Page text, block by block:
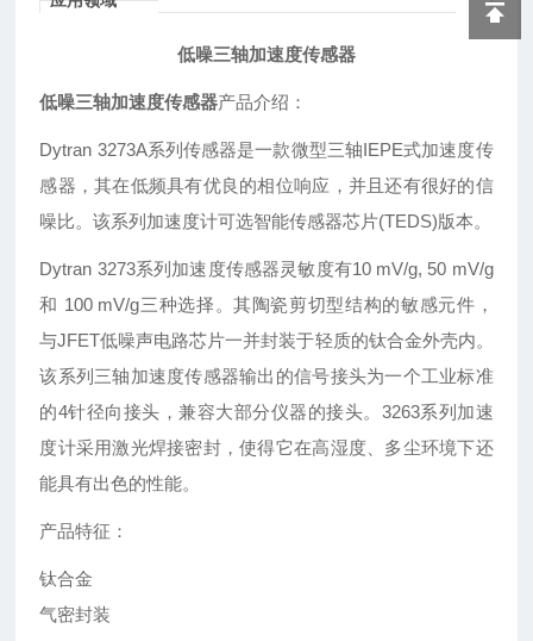
低噪三轴加速度传感器
低噪三轴加速度传感器产品介绍：
Dytran 3273A系列传感器是一款微型三轴IEPE式加速度传
感器，其在低频具有优良的相位响应，并且还有很好的信
噪比。该系列加速度计可选智能传感器芯片(TEDS)版本。
Dytran 3273系列加速度传感器灵敏度有10 mV/g, 50 mV/g
和 100 mV/g三种选择。其陶瓷剪切型结构的敏感元件，
与JFET低噪声电路芯片一并封装于轻质的钛合金外壳内。
该系列三轴加速度传感器输出的信号接头为一个工业标准
的4针径向接头，兼容大部分仪器的接头。3263系列加速
度计采用激光焊接密封，使得它在高湿度、多尘环境下还
能具有出色的性能。
产品特征：
钛合金
气密封装